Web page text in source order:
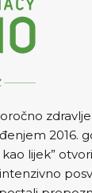
2016.
lijek”